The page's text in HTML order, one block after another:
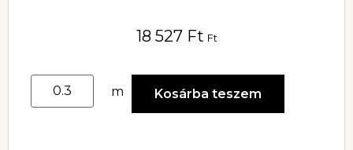
18 527 Ft Ft
m Kosárba teszem